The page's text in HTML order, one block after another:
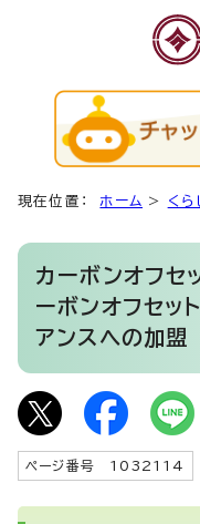
現在位置： ホーム > くら
カーボンオフセ
ーボンオフセッ
アンスへの加盟
ページ番号 1032114